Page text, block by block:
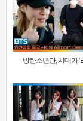
방탄소년단, 시대가